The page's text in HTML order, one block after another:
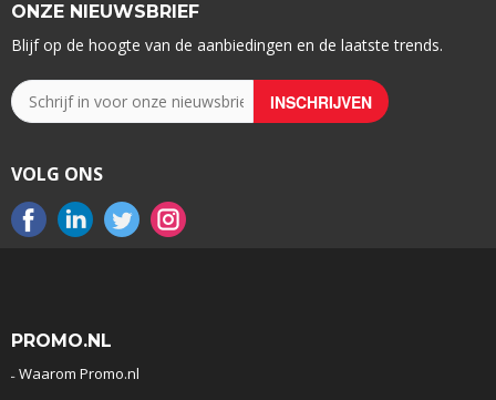
ONZE NIEUWSBRIEF
Blijf op de hoogte van de aanbiedingen en de laatste trends.
VOLG ONS
PROMO.NL
Waarom Promo.nl